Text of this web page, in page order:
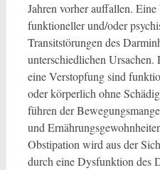
Jahren vorher auffallen.
funktioneller und/oder
Transitstörungen des
unterschiedlichen
eine Verstopfung sind
oder körperlich ohne
führen der
und
Obstipation wird aus der
durch eine Dysfunktion des